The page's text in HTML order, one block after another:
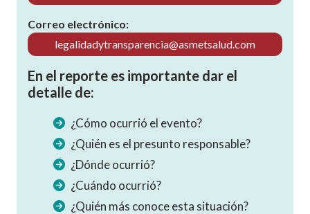
Correo electrónico:
legalidadytransparencia@asmetsalud.com
En el reporte es importante dar el
detalle de:
¿Cómo ocurrió el evento?
¿Quién es el presunto responsable?
¿Dónde ocurrió?
¿Cuándo ocurrió?
¿Quién más conoce esta situación?